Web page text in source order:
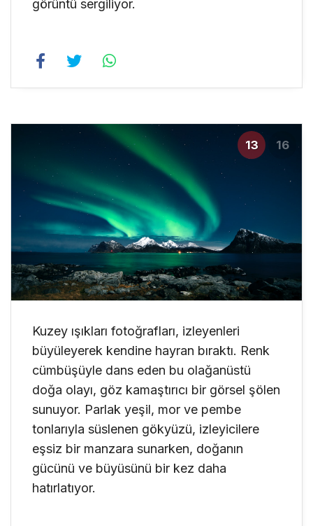
görüntü sergiliyor.
13 16
Kuzey ışıkları fotoğrafları, izleyenleri
büyüleyerek kendine hayran bıraktı. Renk
cümbüşüyle dans eden bu olağanüstü
doğa olayı, göz kamaştırıcı bir görsel şölen
sunuyor. Parlak yeşil, mor ve pembe
tonlarıyla süslenen gökyüzü, izleyicilere
eşsiz bir manzara sunarken, doğanın
gücünü ve büyüsünü bir kez daha
hatırlatıyor.